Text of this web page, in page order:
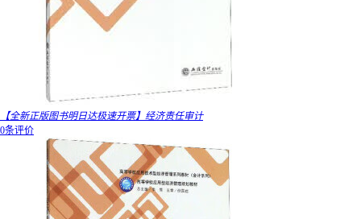
【全新正版图书明日达极速开票】经济责任审计
0条评价